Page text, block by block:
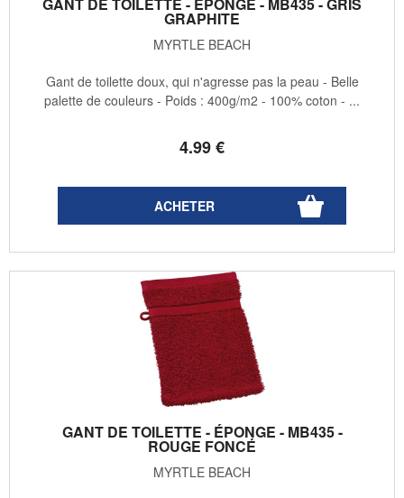
GRAPHITE
MYRTLE BEACH
4.99€
Gant de toilette doux, qui n'agresse pas la peau - Belle
palette de couleurs - Poids : 400g/m2 - 100% coton - ...
GANT DE TOILETTE - ÉPONGE - MB435 -
ROUGE FONCÉ
MYRTLE BEACH